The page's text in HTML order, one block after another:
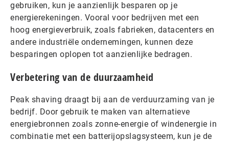
gebruiken, kun je aanzienlijk besparen op je
energierekeningen. Vooral voor bedrijven met een
hoog energieverbruik, zoals fabrieken, datacenters en
andere industriële ondernemingen, kunnen deze
besparingen oplopen tot aanzienlijke bedragen.
Verbetering van de duurzaamheid
Peak shaving draagt bij aan de verduurzaming van je
bedrijf. Door gebruik te maken van alternatieve
energiebronnen zoals zonne-energie of windenergie in
combinatie met een batterijopslagsysteem, kun je de